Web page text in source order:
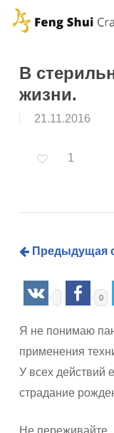
Skip
content
В
жизни.
21.11.2016
1
Предыдущая
0
Я не понимаю
применения
У всех действий
страдание